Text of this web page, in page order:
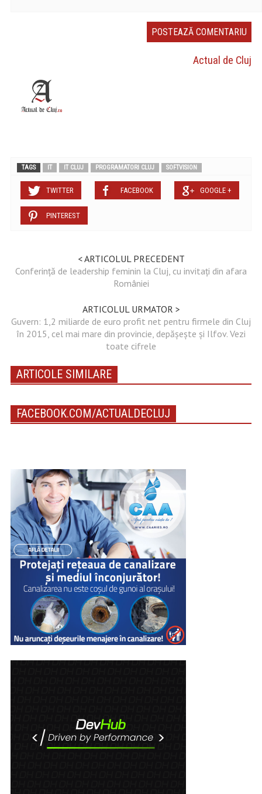
Actual de Cluj
TAGS IT IT CLUJ PROGRAMATORI CLUJ SOFTVISION
TWITTER FACEBOOK GOOGLE +
PINTEREST
< ARTICOLUL PRECEDENT
Conferință de leadership feminin la Cluj, cu invitați din afara
României
ARTICOLUL URMATOR >
Guvern: 1,2 miliarde de euro profit net pentru firmele din Cluj
în 2015, cel mai mare din provincie, depășește și Ilfov. Vezi
toate cifrele
ARTICOLE SIMILARE
FACEBOOK.COM/ACTUALDECLUJ